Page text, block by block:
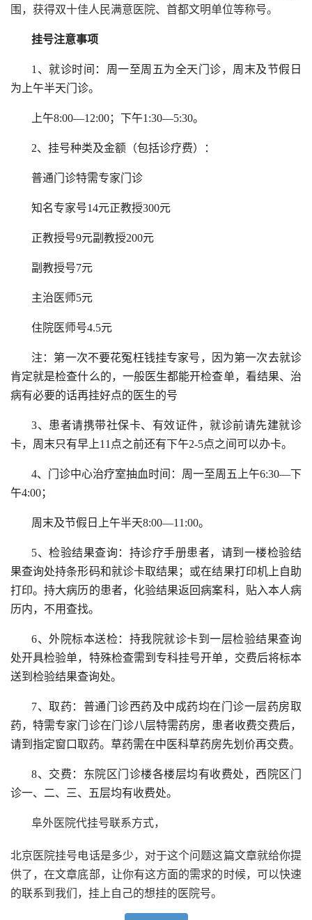
围，获得双十佳人民满意医院、首都文明单位等称号。
挂号注意事项
1、就诊时间：周一至周五为全天门诊，周末及节假日
为上午半天门诊。
上午8:00—12:00；下午1:30—5:30。
2、挂号种类及金额（包括诊疗费）：
普通门诊特需专家门诊
知名专家号14元正教授300元
正教授号9元副教授200元
副教授号7元
主治医师5元
住院医师号4.5元
注：第一次不要花冤枉钱挂专家号，因为第一次去就诊
肯定就是检查什么的，一般医生都能开检查单，看结果、治
病有必要的话再挂好点的医生的号
3、患者请携带社保卡、有效证件，就诊前请先建就诊
卡，周末只有早上11点之前还有下午2-5点之间可以办卡。
4、门诊中心治疗室抽血时间：周一至周五上午6:30—下
午4:00；
周末及节假日上午半天8:00—11:00。
5、检验结果查询：持诊疗手册患者，请到一楼检验结
果查询处持条形码和就诊卡取结果；或在结果打印机上自助
打印。持大病历的患者，化验结果返回病案科，贴入本人病
历内，不用查找。
6、外院标本送检：持我院就诊卡到一层检验结果查询
处开具检验单，特殊检查需到专科挂号开单，交费后将标本
送到检验结果查询处。
7、取药：普通门诊西药及中成药均在门诊一层药房取
药，特需专家门诊在门诊八层特需药房，患者收费交费后，
请到指定窗口取药。草药需在中医科草药房先划价再交费。
8、交费：东院区门诊楼各楼层均有收费处，西院区门
诊一、二、三、五层均有收费处。
阜外医院代挂号联系方式，
北京医院挂号电话是多少，对于这个问题这篇文章就给你提
供了，在文章底部，让你有这方面的需求的时候，可以快速
的联系到我们，挂上自己的想挂的医院号。